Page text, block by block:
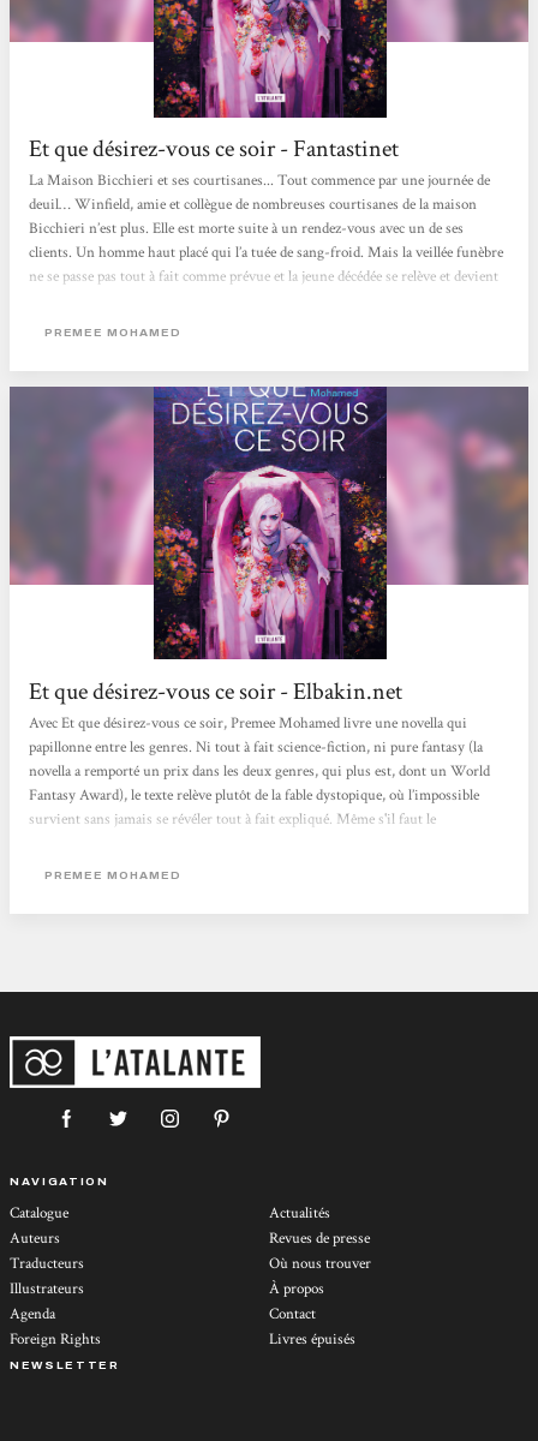
Et que désirez-vous ce soir - Fantastinet
La Maison Bicchieri et ses courtisanes... Tout commence par une journée de
deuil… Winfield, amie et collègue de nombreuses courtisanes de la maison
Bicchieri n’est plus. Elle est morte suite à un rendez-vous avec un de ses
clients. Un homme haut placé qui l’a tuée de sang-froid. Mais la veillée funèbre
ne se passe pas tout à fait comme prévue et la jeune décédée se relève et devient
maison ultra-contrôlée. Une non-morte qui va aussi chercher à se venger, alors
PREMEE MOHAMED
Et que désirez-vous ce soir - Elbakin.net
Avec Et que désirez-vous ce soir, Premee Mohamed livre une novella qui
papillonne entre les genres. Ni tout à fait science-fiction, ni pure fantasy (la
novella a remporté un prix dans les deux genres, qui plus est, dont un World
Fantasy Award), le texte relève plutôt de la fable dystopique, où l’impossible
survient sans jamais se révéler tout à fait expliqué. Même s'il faut le
environnement, soyons objectifs. Ce choix assumé peut en tout cas avoir une
PREMEE MOHAMED
NAVIGATION
Catalogue
Auteurs
Traducteurs
Illustrateurs
Agenda
Foreign Rights
Actualités
Revues de presse
Où nous trouver
À propos
Contact
Livres épuisés
NEWSLETTER